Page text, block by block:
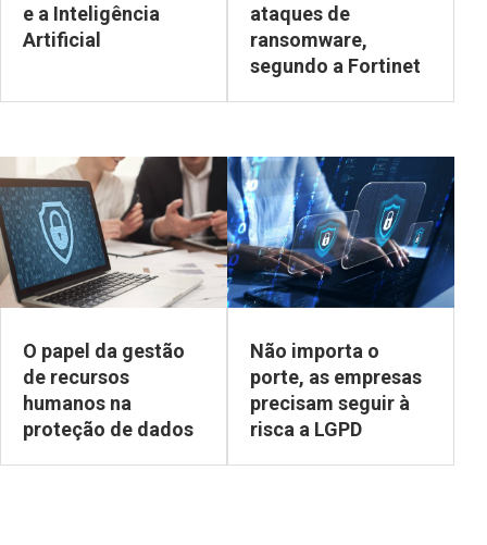
e a Inteligência
Artificial
ataques de
ransomware,
segundo a Fortinet
O papel da gestão
de recursos
humanos na
proteção de dados
Não importa o
porte, as empresas
precisam seguir à
risca a LGPD